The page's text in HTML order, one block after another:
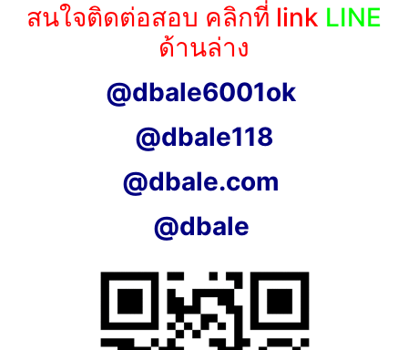
สนใจติดต่อสอบ คลิกที่ link LINE
ด้านล่าง
@dbale6001ok
@dbale118
@dbale.com
@dbale